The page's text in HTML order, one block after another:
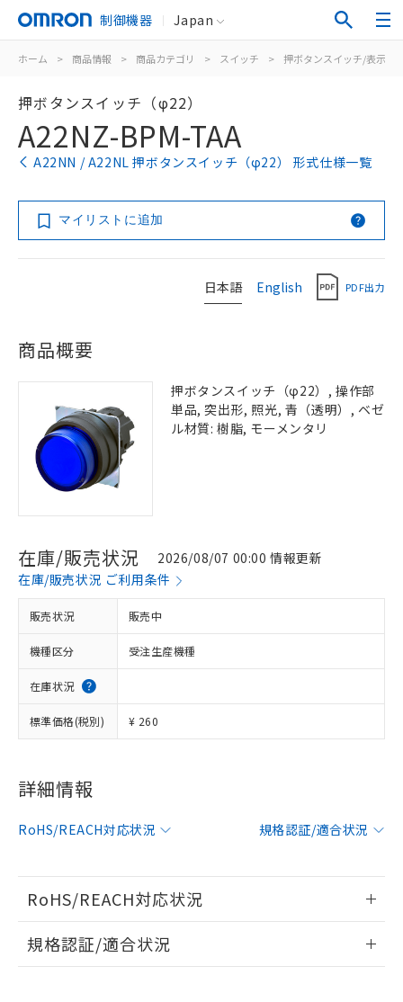
制御機器 Japan
ホーム > 商品情報 > 商品カテゴリ > スイッチ > 押ボタンスイッチ/表示灯
押ボタンスイッチ（φ22）
A22NZ-BPM-TAA
A22NN / A22NL 押ボタンスイッチ（φ22） 形式仕様一覧
マイリストに追加
日本語 English PDF出力
商品概要
押ボタンスイッチ（φ22）, 操作部
単品, 突出形, 照光, 青（透明）, ベゼ
ル材質: 樹脂, モーメンタリ
在庫/販売状況
2026/08/07 00:00 情報更新
在庫/販売状況 ご利用条件
販売状況 販売中
機種区分 受注生産機種
在庫状況
標準価格(税別) ¥ 260
詳細情報
RoHS/REACH対応状況 規格認証/適合状況
RoHS/REACH対応状況
EU RoHS 注意事項・凡例
規格認証/適合状況